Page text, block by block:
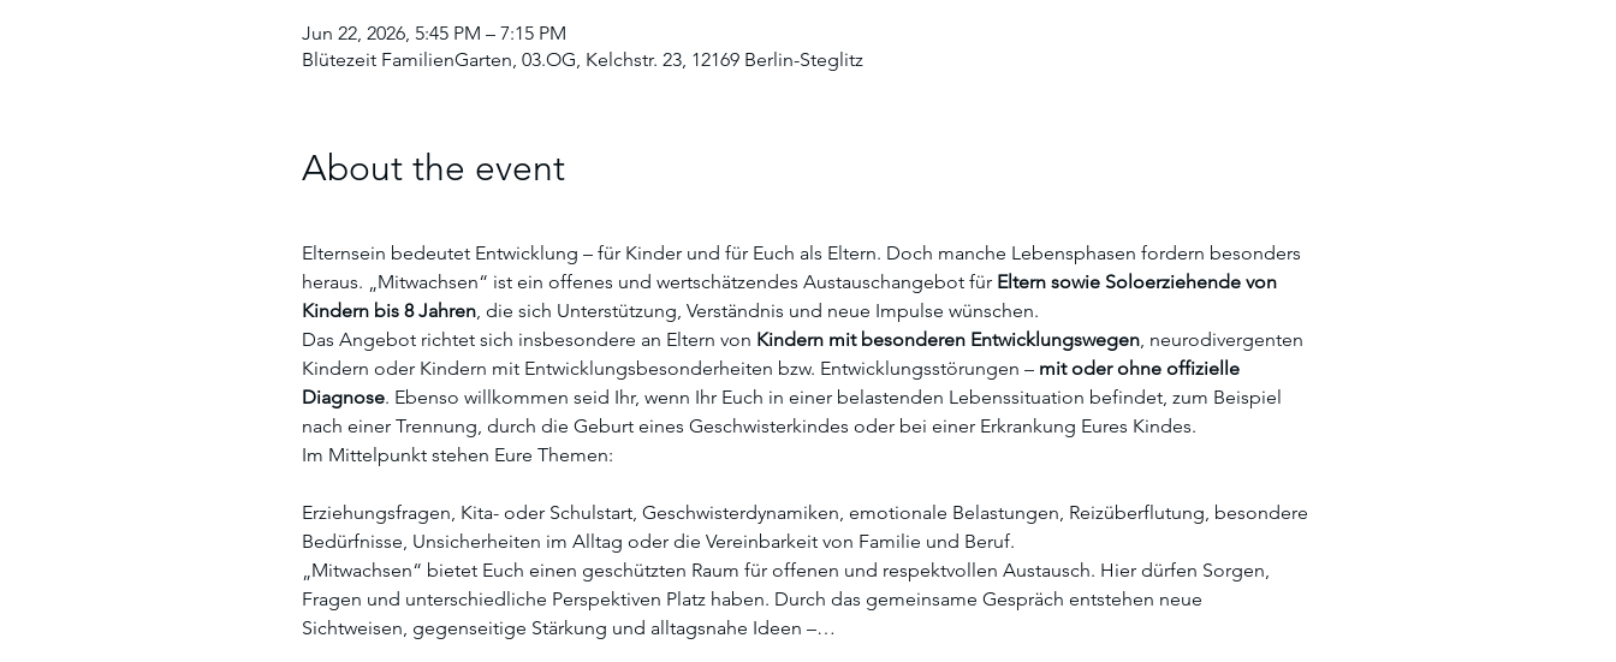
Jun 22, 2026, 5:45 PM – 7:15 PM
Blütezeit FamilienGarten, 03.OG, Kelchstr. 23, 12169 Berlin-Steglitz
About the event
Elternsein bedeutet Entwicklung – für Kinder und für Euch als Eltern. Doch manche Lebensphasen fordern besonders
heraus. „Mitwachsen“ ist ein offenes und wertschätzendes Austauschangebot für Eltern sowie Soloerziehende von
Kindern bis 8 Jahren, die sich Unterstützung, Verständnis und neue Impulse wünschen.
Das Angebot richtet sich insbesondere an Eltern von Kindern mit besonderen Entwicklungswegen, neurodivergenten
Kindern oder Kindern mit Entwicklungsbesonderheiten bzw. Entwicklungsstörungen – mit oder ohne offizielle
Diagnose. Ebenso willkommen seid Ihr, wenn Ihr Euch in einer belastenden Lebenssituation befindet, zum Beispiel
nach einer Trennung, durch die Geburt eines Geschwisterkindes oder bei einer Erkrankung Eures Kindes.
Im Mittelpunkt stehen Eure Themen:
Erziehungsfragen, Kita- oder Schulstart, Geschwisterdynamiken, emotionale Belastungen, Reizüberflutung, besondere
Bedürfnisse, Unsicherheiten im Alltag oder die Vereinbarkeit von Familie und Beruf.
„Mitwachsen“ bietet Euch einen geschützten Raum für offenen und respektvollen Austausch. Hier dürfen Sorgen,
Fragen und unterschiedliche Perspektiven Platz haben. Durch das gemeinsame Gespräch entstehen neue
Sichtweisen, gegenseitige Stärkung und alltagsnahe Ideen –…